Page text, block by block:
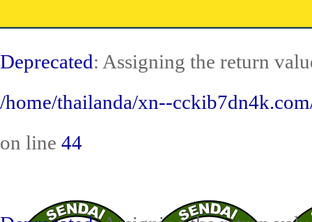
Deprecated: Assigning the return
/home/thailanda/xn--
on line 44